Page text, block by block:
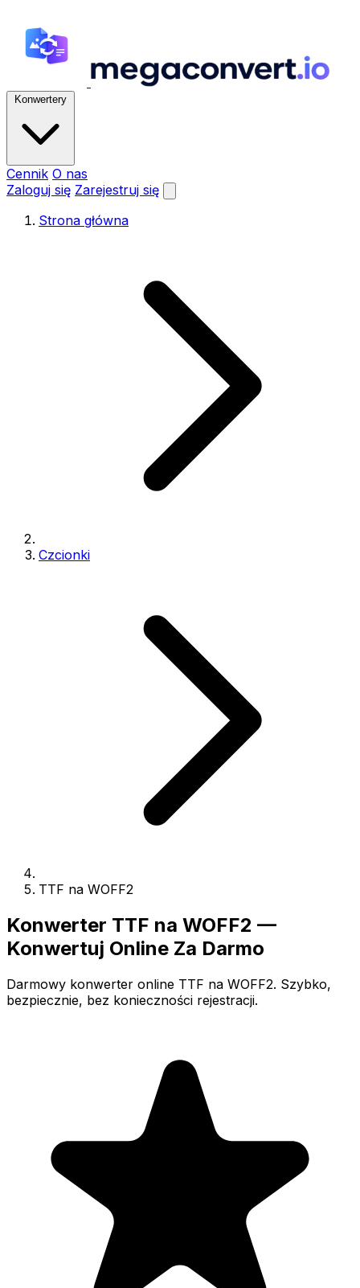
Konwertery
Cennik O nas
Zaloguj się Zarejestruj się
Strona główna
Czcionki
TTF na WOFF2
Konwerter TTF na WOFF2 —
Konwertuj Online Za Darmo
Darmowy konwerter online TTF na WOFF2. Szybko,
bezpiecznie, bez konieczności rejestracji.